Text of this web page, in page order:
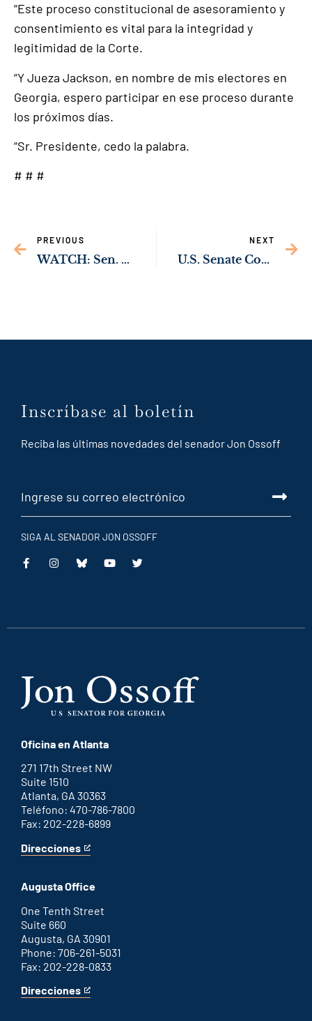
“Este proceso constitucional de asesoramiento y
consentimiento es vital para la integridad y
legitimidad de la Corte.
“Y Jueza Jackson, en nombre de mis electores en
Georgia, espero participar en ese proceso durante
los próximos días.
“Sr. Presidente, cedo la palabra.
# # #
PREVIOUS
WATCH: Sen. Ossoff’s Opening Statement in Supreme Court Nomination Hearing
NEXT
U.S. Senate Confirms Victoria Marie Calvert to U.S. District Court for Northern District of Georgia with Bipartisan Support
Inscríbase al boletín
Reciba las últimas novedades del senador Jon Ossoff
SIGA AL SENADOR JON OSSOFF
This
This
This
This
Oficina en Atlanta
271 17th Street NW
Suite 1510
Atlanta, GA 30363
Teléfono: 470-786-7800
Fax: 202-228-6899
Direcciones
for
office
This
an
external
link
Augusta Office
One Tenth Street
Suite 660
Augusta, GA 30901
Phone: 706-261-5031
Fax: 202-228-0833
Direcciones
for
This